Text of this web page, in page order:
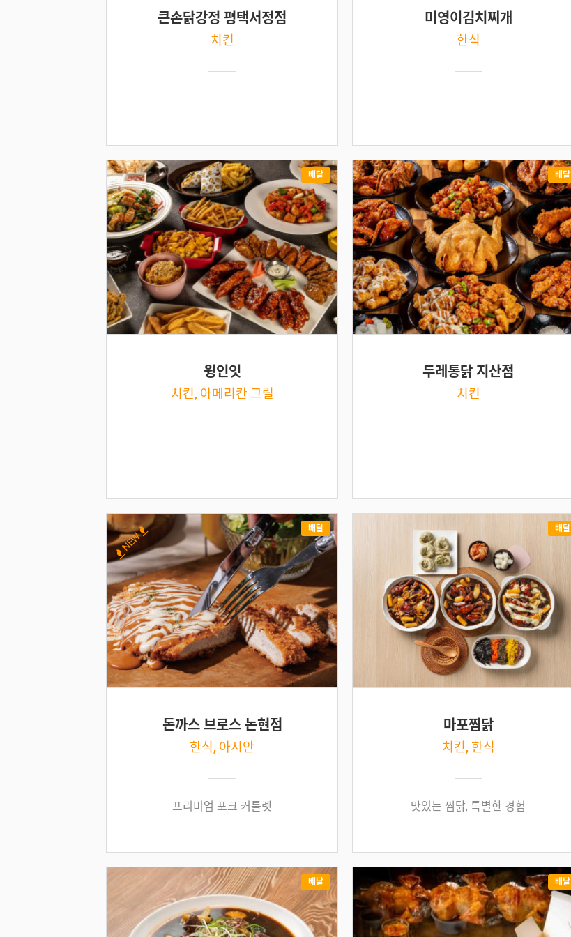
큰손닭강정 평택서정점
치킨
미영이김치찌개
한식
배달
윙인잇
치킨, 아메리칸 그릴
배달
두레통닭 지산점
치킨
배달
NEW
돈까스 브로스 논현점
한식, 아시안
프리미엄 포크 커틀렛
배달
마포찜닭
치킨, 한식
맛있는 찜닭, 특별한 경험
배달 배달